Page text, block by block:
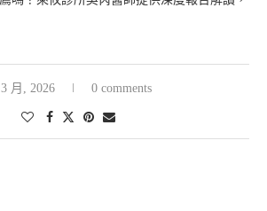
月, 2026 0 comments